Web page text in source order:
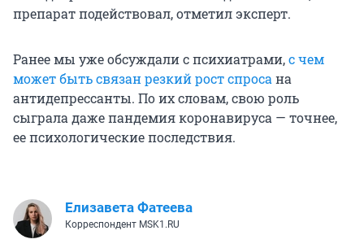
препарат подействовал, отметил эксперт.
Ранее мы уже обсуждали с психиатрами,с чем
может быть связан резкий рост спроса на
антидепрессанты. По их словам, свою роль
сыграла даже пандемия коронавируса — точнее,
ее психологические последствия.
Елизавета Фатеева
Корреспондент MSK1.RU